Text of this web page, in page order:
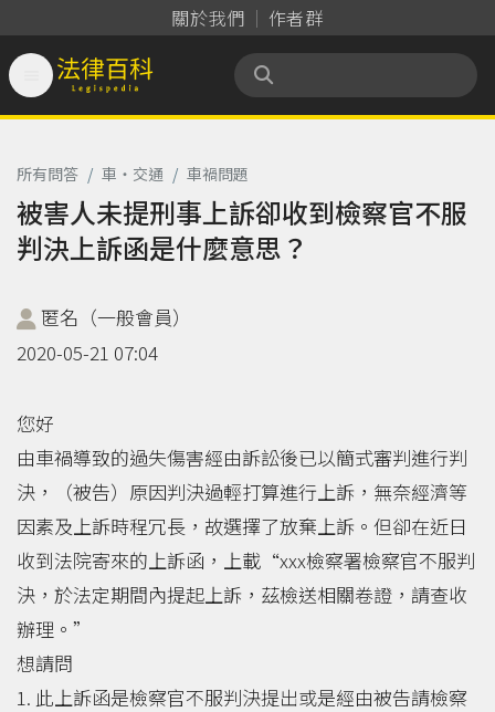
關於我們 作者群
法律百科 Legispedia
所有問答 / 車‧交通 / 車禍問題
被害人未提刑事上訴卻收到檢察官不服
判決上訴函是什麼意思？
匿名（一般會員）
2020-05-21 07:04
您好
由車禍導致的過失傷害經由訴訟後已以簡式審判進行判
決，（被告）原因判決過輕打算進行上訴，無奈經濟等
因素及上訴時程冗長，故選擇了放棄上訴。但卻在近日
收到法院寄來的上訴函，上載“xxx檢察署檢察官不服判
決，於法定期間內提起上訴，茲檢送相關卷證，請查收
辦理。”
想請問
1. 此上訴函是檢察官不服判決提出或是經由被告請檢察